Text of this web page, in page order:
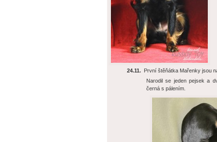
24.11. První štěňátka Mařenky jsou
Narodil se jeden pejsek a
černá s pálením.